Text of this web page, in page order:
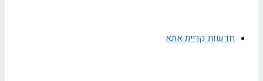
חדשות קריית אתא